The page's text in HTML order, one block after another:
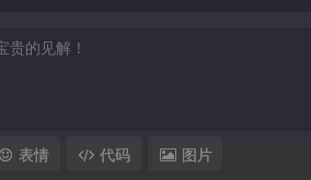
表情 代码 图片